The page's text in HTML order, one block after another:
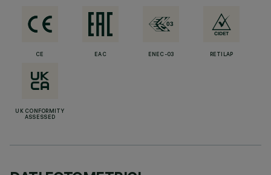
CE EAC ENEC-03 RETILAP
UK CONFORMITY
ASSESSED